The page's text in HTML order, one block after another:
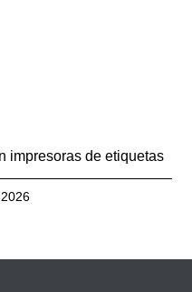
impresoras de etiquetas